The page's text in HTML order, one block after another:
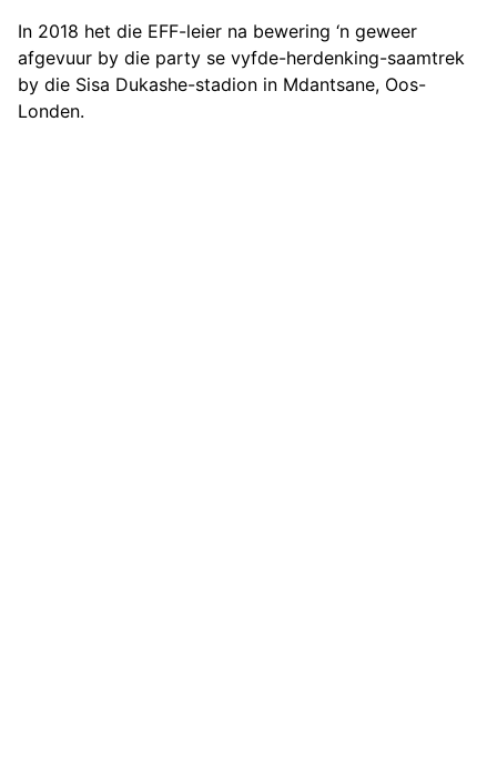
In 2018 het die EFF-leier na bewering ‘n geweer
afgevuur by die party se vyfde-herdenking-saamtrek
by die Sisa Dukashe-stadion in Mdantsane, Oos-
Londen.